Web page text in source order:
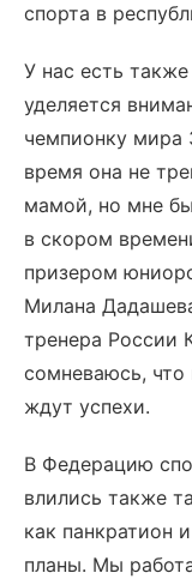
спорта в
У нас есть
уделяется
чемпионку мира
время она не
мамой, но мне
в скором
призером
Милана
тренера России
сомневаюсь,
ждут успехи.
В Федерацию
влились также
как панкратион
планы. Мы